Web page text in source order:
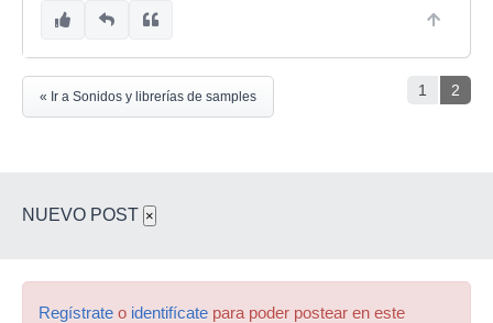
1 2
« Ir a Sonidos y librerías de samples
NUEVO POST ×
Regístrate o identifícate para poder postear en este